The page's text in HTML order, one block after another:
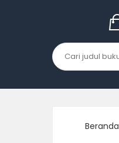
Beranda